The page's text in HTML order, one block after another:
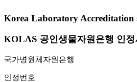
Korea Laboratory Accreditation
KOLAS 공인생물자원은행 인정
국가병원체자원은행
인정번호